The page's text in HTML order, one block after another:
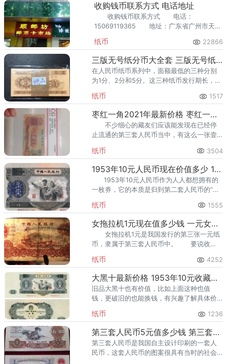
收购钱币联系方式 电话地址
收购钱币联系方式 电话：
15069119365 地址：广东省广州市天河
州有应元路顺邮坊。 3．广州市玉鸣
轩。
纸币 22866
三版无号纸分币大全套 三版无号纸分币大全套价格
在人民币纸币系列中，面额最低的三种分别
为1分、2分和5分。这三种纸币发行期长，使
马冠字，没有阿拉伯数字编码。
纸币 1517
枣红一角2021年最新价格 枣红一角多少钱一张
不少细心的藏友们应该能发现在已经停
止流通的第三套人民币当中，有这么一张壹
币市场称之为第三套人民币“三剑客"之一
的“枣红一角”，那
纸币 3504
1953年10元人民币现在价值多少 1953年10元纸币价格
1953年10元人民币作为人人都想拥有的
一枚券，它的本质是归到第二套人民币的“币
特殊性和数量的
纸币 1555
女拖拉机1元现在值多少钱 一元女拖拉机多少钱
女拖拉机1元是我国发行的第三张一元纸
币，隶属于第三套人民币中。 要说收
元，这个版本的存世量少，物以稀为贵，价
值自然高，升值空间也是大的。
纸币 4252
大黑十最新价格 1953年10元收藏价值
旧品大黑十也有价值，比如上面这种也值
钱，更破旧的也能换钱，有兴趣了解具体价
纸币 1236
第三套人民币5元值多少钱 第三套人民币5元最新价格表
第三套人民币是我国自主设计印刷的一套人
民币，这套人民币的图案很具有当时的社会